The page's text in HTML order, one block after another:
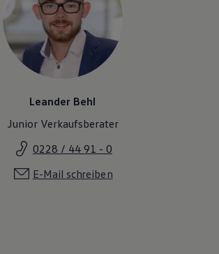
Leander Behl
Junior Verkaufsberater
0228 / 44 91 - 0
E-Mail schreiben